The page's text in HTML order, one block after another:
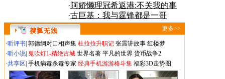
·阿娇懒理冠希返港:不关我的事
·古巨基：我与霆锋都是一哥
更多>>
·听评书 郭德纲对口相声集 杜拉拉升职记 张震讲故事 红楼梦
·听小说 鬼吹灯1-精绝古城 世界名著 平凡的世界 货币战争2
·共享区 手机病毒杀毒专家 经典手机游游格斗集 福彩3D走势图